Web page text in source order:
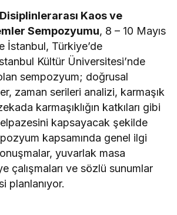
Kaos ve
Sempozyumu, 8 – 10 Mayıs
İstanbul, Türkiye’de
Kültür Üniversitesi’nde
sempozyum; doğrusal
zaman serileri analizi, karmaşık
karmaşıklığın katkıları gibi
kapsayacak şekilde
kapsamında genel ilgi
yuvarlak masa
çalışmaları ve sözlü sunumlar
planlanıyor.